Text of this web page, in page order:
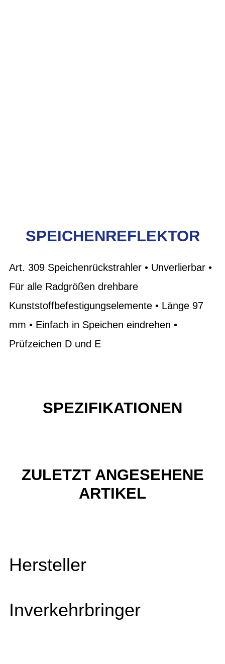
SPEICHENREFLEKTOR
Art. 309 Speichenrückstrahler • Unverlierbar •
Für alle Radgrößen drehbare
Kunststoffbefestigungselemente • Länge 97
mm • Einfach in Speichen eindrehen •
Prüfzeichen D und E
SPEZIFIKATIONEN
ZULETZT ANGESEHENE
ARTIKEL
Hersteller
Inverkehrbringer